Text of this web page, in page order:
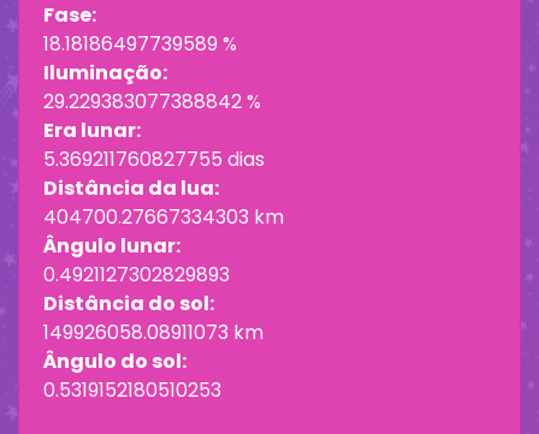
Fase:
18.18186497739589 %
Iluminação:
29.229383077388842 %
Era lunar:
5.369211760827755 dias
Distância da lua:
404700.27667334303 km
Ângulo lunar:
0.4921127302829893
Distância do sol:
149926058.08911073 km
Ângulo do sol:
0.5319152180510253